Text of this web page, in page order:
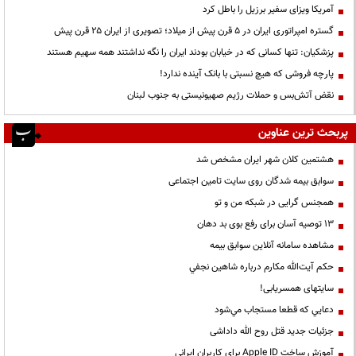
آمریکا ویزای سفیر برزیل را باطل کرد
گستره امپراتوری ایران در ۵ قرن پیش از میلاد؛ تصویری از ایران ۲۵ قرن پیش
پزشکیان: تنها کسانی که در خیابان بودند ایران را نگه نداشتند همه سهیم هستند
پارچه فروشی که هیچ نسبتی با بانک آینده ندارد!
نقض آتش‌بس و حملات رژیم صهیونیستی به جنوب لبنان
پربحث ترین عناوین
هشتمین کلان شهر ایران مشخص شد
سوابق بیمه شدگان روی سایت تامین اجتماعی
همجنس گرایی در شبکه من و تو
13 توصیه آسان برای رفع بوی بد دهان
مشاهده سامانه آنلاين سوابق بیمه
حكم آيت‌الله مكارم درباره شاهين نجفي
سایتهای همسریابی!
دعايي كه قطعا مستجاب مي‌شود
جزئیات جدید قتل روح الله داداشی
آموزش ساخت Apple ID برای کاربران ایرانی